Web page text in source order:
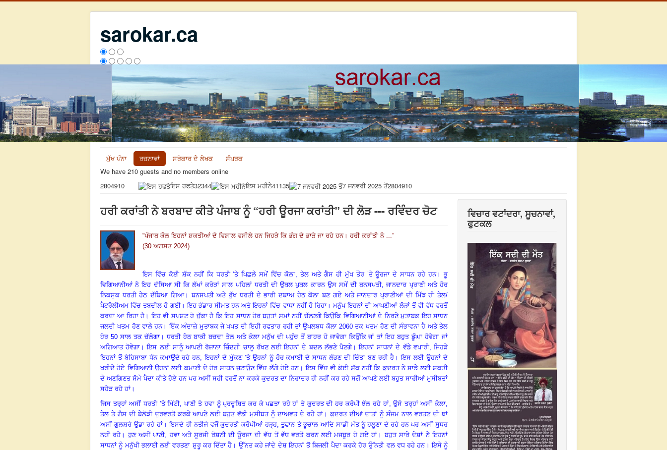
sarokar.ca
ਮੁੱਖ ਪੰਨਾ ਰਚਨਾਵਾਂ ਸਰੋਕਾਰ ਦੇ ਲੇਖਕ
ਸੰਪਰਕ
We have 210 guests and no members online
2804910
ਇਸ ਹਫਤੇ32344 ਇਸ ਮਹੀਨੇ41135 7 ਜਨਵਰੀ 2025 ਤੋਂ2804910
ਹਰੀ ਕਰਾਂਤੀ ਨੇ ਬਰਬਾਦ ਕੀਤੇ ਪੰਜਾਬ ਨੂੰ “ਹਰੀ ਊਰਜਾ ਕਰਾਂਤੀ” ਦੀ ਲੋੜ --- ਰਵਿੰਦਰ ਚੋਟ
“ਪੰਜਾਬ ਕੋਲ ਇਹਨਾਂ ਸ਼ਕਤੀਆਂ ਦੇ ਵਿਸ਼ਾਲ ਵਸੀਲੇ ਹਨ ਜਿਹੜੇ ਕਿ ਭੰਗ ਦੇ ਭਾੜੇ ਜਾ ਰਹੇ ਹਨ। ਹਰੀ ਕਰਾਂਤੀ ਨੇ ... ”
(30 ਅਗਸਤ 2024)
ਇਸ ਵਿੱਚ ਕੋਈ ਸ਼ੱਕ ਨਹੀਂ ਕਿ ਧਰਤੀ ’ਤੇ ਪਿਛਲੇ ਸਮੇਂ ਵਿੱਚ ਕੋਲਾ ,ਤੇਲ ਅਤੇ ਗੈਸ ਹੀ ਮੁੱਖ ਤੌਰ ’ਤੇ ਊਰਜਾ ਦੇ ਸਾਧਨ ਰਹੇ ਹਨ।ਭੂ
ਵਿਗਿਆਨੀਆਂ ਨੇ ਇਹ ਦੱਸਿਆ ਸੀ ਕਿ ਲੱਖਾਂ ਕਰੋੜਾਂ ਸਾਲ ਪਹਿਲਾਂ ਧਰਤੀ ਦੀ ਉਥਲ ਪੁਥਲ ਕਾਰਨ ਉਸ ਸਮੇਂ ਦੀ ਬਨਸਪਤੀ,ਜਾਨਦਾਰ ਪ੍ਰਾਣੀ ਅਤੇ ਹੋਰ
ਨਿਕਸੁਕ ਧਰਤੀ ਹੇਠ ਦੱਬਿਆ ਗਿਆ। ਬਨਸਪਤੀ ਅਤੇ ਰੁੱਖ ਧਰਤੀ ਦੇ ਭਾਰੀ ਦਬਾਅ ਹੇਠ ਕੋਲਾ ਬਣ ਗਏ ਅਤੇ ਜਾਨਦਾਰ ਪ੍ਰਾਣੀਆਂ ਦੀ ਮਿੱਝ ਹੀ ਤੇਲ/
ਪੈਟਰੋਲੀਅਮ ਵਿੱਚ ਤਬਦੀਲ ਹੋ ਗਈ।ਇਹ ਭੰਡਾਰ ਸੀਮਤ ਹਨ ਅਤੇ ਇਹਨਾਂ ਵਿੱਚ ਵਾਧਾ ਨਹੀਂ ਹੋ ਰਿਹਾ। ਮਨੁੱਖ ਇਹਨਾਂ ਦੀ ਆਪਣੀਆਂ ਲੋੜਾਂ ਤੋਂ ਵੀ ਵੱਧ ਵਰਤੋਂ
ਕਰਦਾ ਆ ਰਿਹਾ ਹੈ ।ਇਹ ਵੀ ਸਪਸ਼ਟ ਹੋ ਚੁੱਕਾ ਹੈ ਕਿ ਇਹ ਸਾਧਨ ਹੋਰ ਬਹੁਤਾਂ ਸਮਾਂ ਨਹੀਂ ਚੱਲਣਗੇ ਕਿਉਂਕਿ ਵਿਗਿਆਨੀਆਂ ਦੇ ਨਿਰਣੇ ਮੁਤਾਬਕ ਇਹ ਸਾਧਨ
ਜਲਦੀ ਖਤਮ ਹੋਣ ਵਾਲੇ ਹਨ। ਇੱਕ ਅੰਦਾਜ਼ੇ ਮੁਤਾਬਕ ਜੇ ਖਪਤ ਦੀ ਇਹੀ ਰਫਤਾਰ ਰਹੀ ਤਾਂ ਉਪਲਬਧ ਕੋਲਾ 2060 ਤਕ ਖਤਮ ਹੋਣ ਦੀ ਸੰਭਾਵਨਾ ਹੈ ਅਤੇ ਤੇਲ
ਹੋਰ 50 ਸਾਲ ਤਕ ਚੱਲੇਗਾ। ਧਰਤੀ ਹੇਠ ਬਾਕੀ ਬਚਦਾ ਤੇਲ ਅਤੇ ਕੋਲਾ ਮਨੁੱਖ ਦੀ ਪਹੁੰਚ ਤੋਂ ਬਾਹਰ ਹੋ ਜਾਵੇਗਾ ਕਿਉਂਕਿ ਜਾਂ ਤਾਂ ਇਹ ਬਹੁਤ ਡੂੰਘਾ ਹੋਵੇਗਾ ਜਾਂ
ਅਗਿਆਤ ਹੋਵੇਗਾ ।ਇਸ ਲਈ ਸਾਨੂੰ ਆਪਣੀ ਰੋਜ਼ਾਨਾ ਜ਼ਿੰਦਗੀ ਚਾਲੂ ਰੱਖਣ ਲਈ ਇਹਨਾਂ ਦੇ ਬਦਲ ਲੱਭਣੇ ਪੈਣਗੇ।ਇਹਨਾਂ ਸਾਧਨਾਂ ਦੇ ਵੱਡੇ ਵਪਾਰੀ, ਜਿਹੜੇ
ਇਹਨਾਂ ਤੋਂ ਬੇਹਿਸਾਬਾ ਧੰਨ ਕਮਾਉਂਦੇ ਰਹੇ ਹਨ,ਇਹਨਾਂ ਦੇ ਮੁੱਕਣ ’ਤੇ ਉਹਨਾਂ ਨੂੰ ਹੋਰ ਕਮਾਈ ਦੇ ਸਾਧਨ ਲੱਭਣ ਦੀ ਚਿੰਤਾ ਬਣ ਰਹੀ ਹੈ ।ਇਸ ਲਈ ਉਹਨਾਂ ਦੇ
ਖਰੀਦੇ ਹੋਏ ਵਿਗਿਆਨੀ ਉਹਨਾਂ ਲਈ ਕਮਾਈ ਦੇ ਹੋਰ ਸਾਧਨ ਜੁਟਾਉਣ ਵਿੱਚ ਲੱਗੇ ਹੋਏ ਹਨ।ਇਸ ਵਿੱਚ ਵੀ ਕੋਈ ਸ਼ੱਕ ਨਹੀਂ ਕਿ ਕੁਦਰਤ ਨੇ ਸਾਡੇ ਲਈ ਸ਼ਕਤੀ
ਦੇ ਅਣਗਿਣਤ ਸੋਮੇ ਪੈਦਾ ਕੀਤੇ ਹੋਏ ਹਨ ਪਰ ਅਸੀਂ ਸਹੀ ਵਰਤੋਂ ਨਾ ਕਰਕੇ ਕੁਦਰਤ ਦਾ ਨਿਰਾਦਰ ਹੀ ਨਹੀਂ ਕਰ ਰਹੇ ਸਗੋਂ ਆਪਣੇ ਲਈ ਬਹੁਤ ਸਾਰੀਆਂ ਮੁਸੀਬਤਾਂ
ਸਹੇੜ ਰਹੇ ਹਾਂ ।
ਜਿਸ ਤਰ੍ਹਾਂ ਅਸੀਂ ਧਰਤੀ ’ਤੇ ਮਿੱਟੀ, ਪਾਣੀ ਤੇ ਹਵਾ ਨੂੰ ਪ੍ਰਦੂਸ਼ਿਤ ਕਰ ਕੇ ਪਛਤਾ ਰਹੇ ਹਾਂ ਤੇ ਕੁਦਰਤ ਦੀ ਹਰ ਕਰੋਪੀ ਝੱਲ ਰਹੇ ਹਾਂ, ਉਸੇ ਤਰ੍ਹਾਂ ਅਸੀਂ ਕੋਲਾ
ਤੇਲ ਤੇ ਗੈਸ ਦੀ ਬੇਲੋੜੀ ਦੁਰਵਰਤੋਂ ਕਰਕੇ ਆਪਣੇ ਲਈ ਬਹੁਤ ਵੱਡੀ ਮੁਸੀਬਤ ਨੂੰ ਦਾਅਵਤ ਦੇ ਰਹੇ ਹਾਂ। ਕੁਦਰਤ ਦੀਆਂ ਦਾਤਾਂ ਨੂੰ ਸੰਜਮ ਨਾਲ ਵਰਤਣ ਦੀ ਥਾਂ
ਅਸੀਂ ਗੁਲਸ਼ਰੇ ਉਡਾ ਰਹੇ ਹਾਂ। ਇਸਦੇ ਹੀ ਨਤੀਜੇ ਵਜੋਂ ਕੁਦਰਤੀ ਕਰੋਪੀਆਂ ਹੜ੍ਹ,ਤੁਫਾਨ ਤੇ ਭੂਚਾਲ ਆਦਿ ਸਾਡੀ ਮੱਤ ਨੂੰ ਹਲੂਣਾ ਦੇ ਰਹੇ ਹਨ ਪਰ ਅਸੀਂ ਸੁਧਰ
ਨਹੀਂ ਰਹੇ । ਹੁਣ ਅਸੀਂ ਪਾਣੀ, ਹਵਾ ਅਤੇ ਸੂਰਜੀ ਰੋਸ਼ਨੀ ਦੀ ਊਰਜਾ ਦੀ ਵੱਧ ਤੋਂ ਵੱਧ ਵਰਤੋਂ ਕਰਨ ਲਈ ਮਜਬੂਰ ਹੋ ਗਏ ਹਾਂ । ਬਹੁਤ ਸਾਰੇ ਦੇਸ਼ਾਂ ਨੇ ਇਹਨਾਂ
ਸਾਧਨਾਂ ਨੂੰ ਮਨੁੱਖੀ ਭਲਾਈ ਲਈ ਵਰਤਣਾ ਸ਼ੁਰੂ ਕਰ ਦਿੱਤਾ ਹੈ । ਉੱਨਤ ਕਹੇ ਜਾਂਦੇ ਦੇਸ਼ ਇਹਨਾਂ ਤੋਂ ਬਿਜਲੀ ਪੈਦਾ ਕਰਕੇ ਹੋਰ ਉੱਨਤੀ ਵਲ ਵਧ ਰਹੇ ਹਨ।ਇਸੇ ਨੂੰ
ਵਿਚਾਰ ਵਟਾਂਦਰਾ, ਸੂਚਨਾਵਾਂ,
ਫੁਟਕਲ